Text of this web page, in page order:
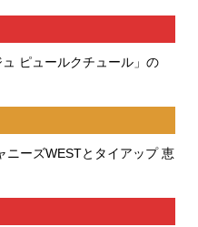
ュ ピュールクチュール」の
ニーズWESTとタイアップ 恵